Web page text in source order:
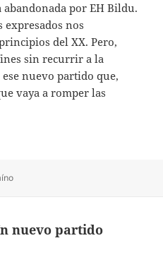
por EH Bildu.
nos
del XX. Pero,
sin recurrir a la
nuevo partido que,
vaya a romper las
nuevo partido